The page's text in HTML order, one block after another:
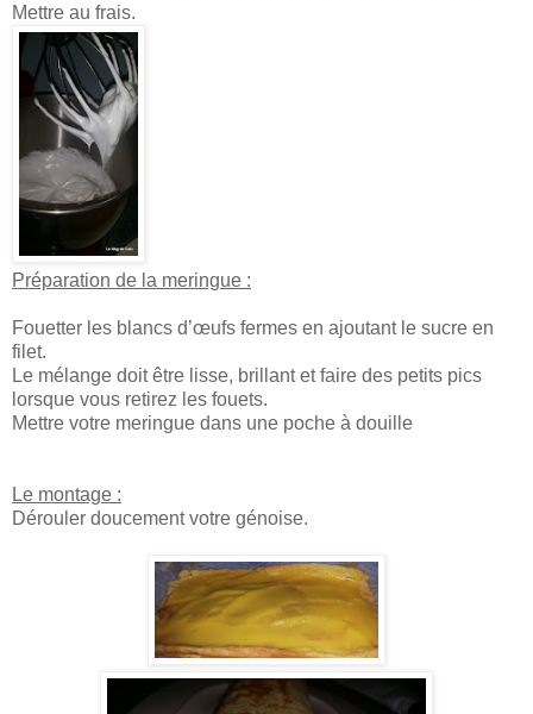
Mettre au frais.
Préparation de la meringue :
Fouetter les blancs d’œufs fermes en ajoutant le sucre en
filet.
Le mélange doit être lisse, brillant et faire des petits pics
lorsque vous retirez les fouets.
Mettre votre meringue dans une poche à douille
Le montage :
Dérouler doucement votre génoise.